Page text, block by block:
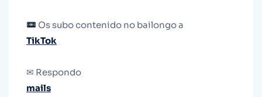
Os subo contenido no bailongo a
TikTok
✉ Respondo
mails